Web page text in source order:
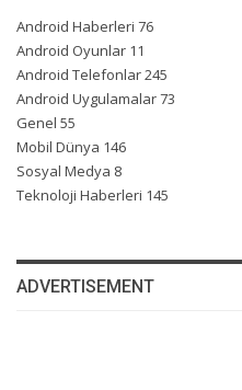
Android Haberleri 76
Android Oyunlar 11
Android Telefonlar245
Android Uygulamalar73
Genel 55
Mobil Dünya 146
Sosyal Medya 8
Teknoloji Haberleri 145
ADVERTISEMENT